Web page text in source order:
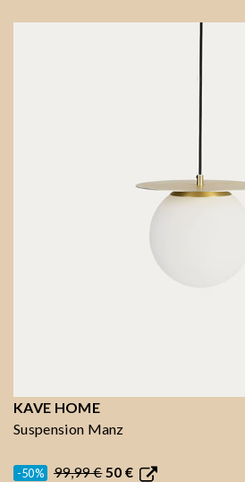
KAVE HOME
Suspension Manz
-50% 99,99 €50 €